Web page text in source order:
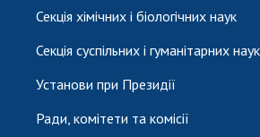
Секція хімічних і біологічних наук
Секція суспільних і гуманітарних наук
Установи при Президії
Ради, комітети та комісії